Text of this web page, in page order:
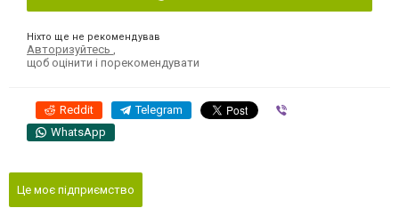
Ніхто ще не рекомендував
Авторизуйтесь
щоб оцінити і порекомендувати
Reddit Telegram
WhatsApp
Це моє підприємство